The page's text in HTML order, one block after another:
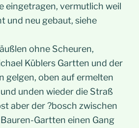
eingetragen, vermutlich weil
und neu gebaut, siehe
ohne Scheuren,
Küblers Gartten und der
gelgen, oben auf ermelten
unden wieder die Straß
aber der ?bosch zwischen
Gartten einen Gang